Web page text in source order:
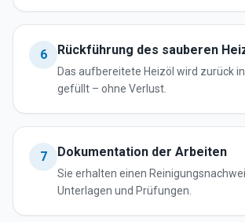
6 Rückführung des sauberen
Das aufbereitete Heizöl wird zurück
gefüllt – ohne Verlust.
7 Dokumentation der Arbeiten
Sie erhalten einen
Unterlagen und Prüfungen.